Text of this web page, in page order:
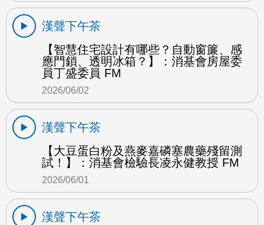
漢聲下午茶
【智慧住宅設計有哪些？自動窗簾、感
應門鎖、透明冰箱？】：消基會房屋委
員丁盛委員 FM
2026/06/02
漢聲下午茶
【大豆蛋白粉及燕麥嘉磷塞農藥殘留測
試！】：消基會檢驗長凌永健教授 FM
2026/06/01
漢聲下午茶